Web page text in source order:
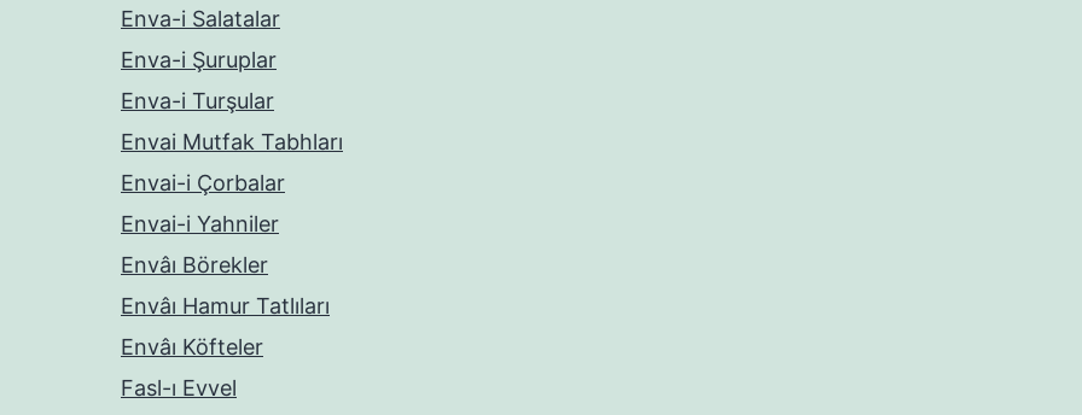
Enva-i Salatalar
Enva-i Şuruplar
Enva-i Turşular
Envai Mutfak Tabhları
Envai-i Çorbalar
Envai-i Yahniler
Envâı Börekler
Envâı Hamur Tatlıları
Envâı Köfteler
Fasl-ı Evvel